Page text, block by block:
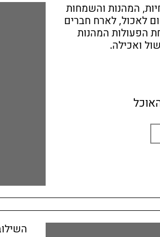
המהנות והשמחות
לאכול, לארח חברים
הפעולות המהנות
ואכילה.